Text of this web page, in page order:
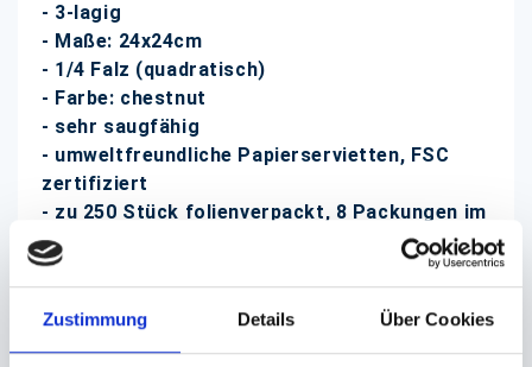
Zustimmung Details Über Cookies
- 3-lagig
- Maße: 24x24cm
- 1/4 Falz (quadratisch)
- Farbe: chestnut
- sehr saugfähig
- umweltfreundliche Papierservietten, FSC
zertifiziert
- zu 250 Stück folienverpackt, 8 Packungen im
Karton
DUNI Zelltuch-Servietten bzw.
Cocktailservietten finden Sie bei uns in vielen
verschiedenen Farben und Formaten zu günstigen